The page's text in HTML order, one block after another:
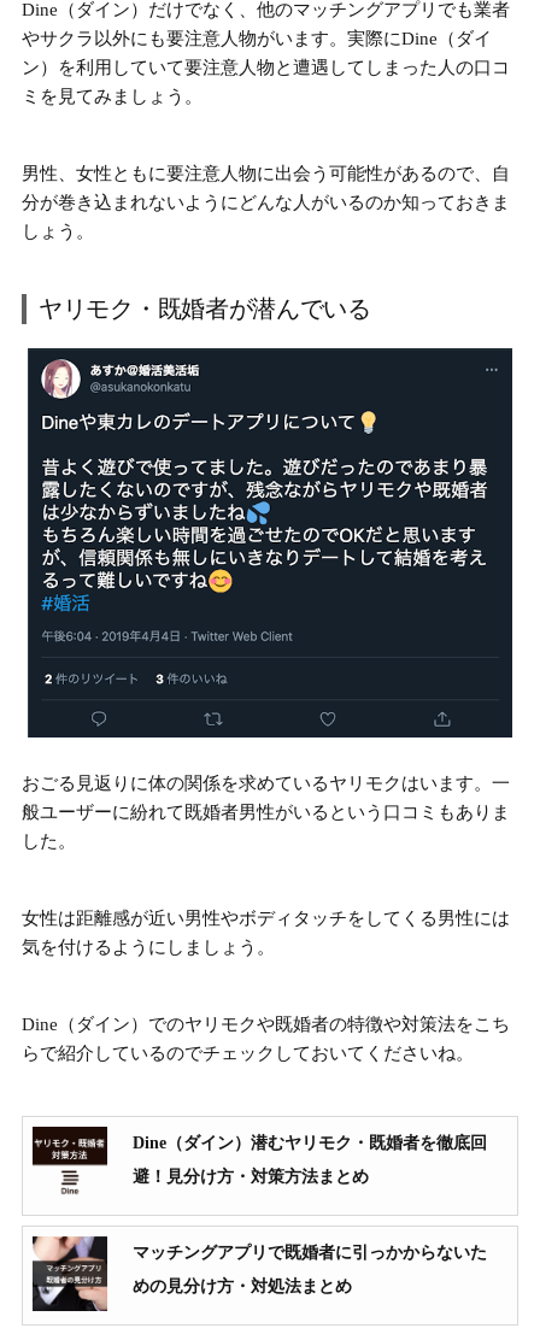
Dine（ダイン）だけでなく、他のマッチングアプリでも業者
やサクラ以外にも要注意人物がいます。 実際にDine（ダイ
ン）を利用していて要注意人物と遭遇してしまった人の口コ
ミを見てみましょう。
男性、女性ともに要注意人物に出会う可能性があるので、自
分が巻き込まれないようにどんな人がいるのか知っておきま
しょう。
ヤリモク・既婚者が潜んでいる
おごる見返りに体の関係を求めているヤリモクはいます。 一
般ユーザーに紛れて 既婚者男性がいる という口コミもありま
した。
女性は距離感が近い男性やボディタッチをしてくる男性には
気を付けるようにしましょう。
Dine（ダイン）でのヤリモクや既婚者の特徴や対策法をこち
らで紹介しているのでチェックしておいてくださいね。
Dine（ダイン）潜むヤリモク・既婚者を徹底回
避！見分け方・対策方法まとめ
マッチングアプリで既婚者に引っかからないた
めの見分け方・対処法まとめ